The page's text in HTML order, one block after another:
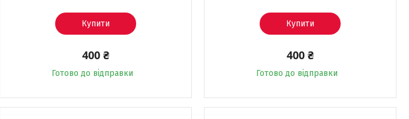
Купити
400 ₴
Готово до відправки
Купити
400 ₴
Готово до відправки